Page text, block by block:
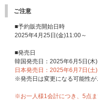
ご注意
■予約販売開始日時
2025年4月25日(金)11:00～
■発売日
韓国発売日：2025年6月5日(木)
日本発売日：2025年6月7日(
※発売日は変更になる可能性が
※お一人様1会計につき、5点ま